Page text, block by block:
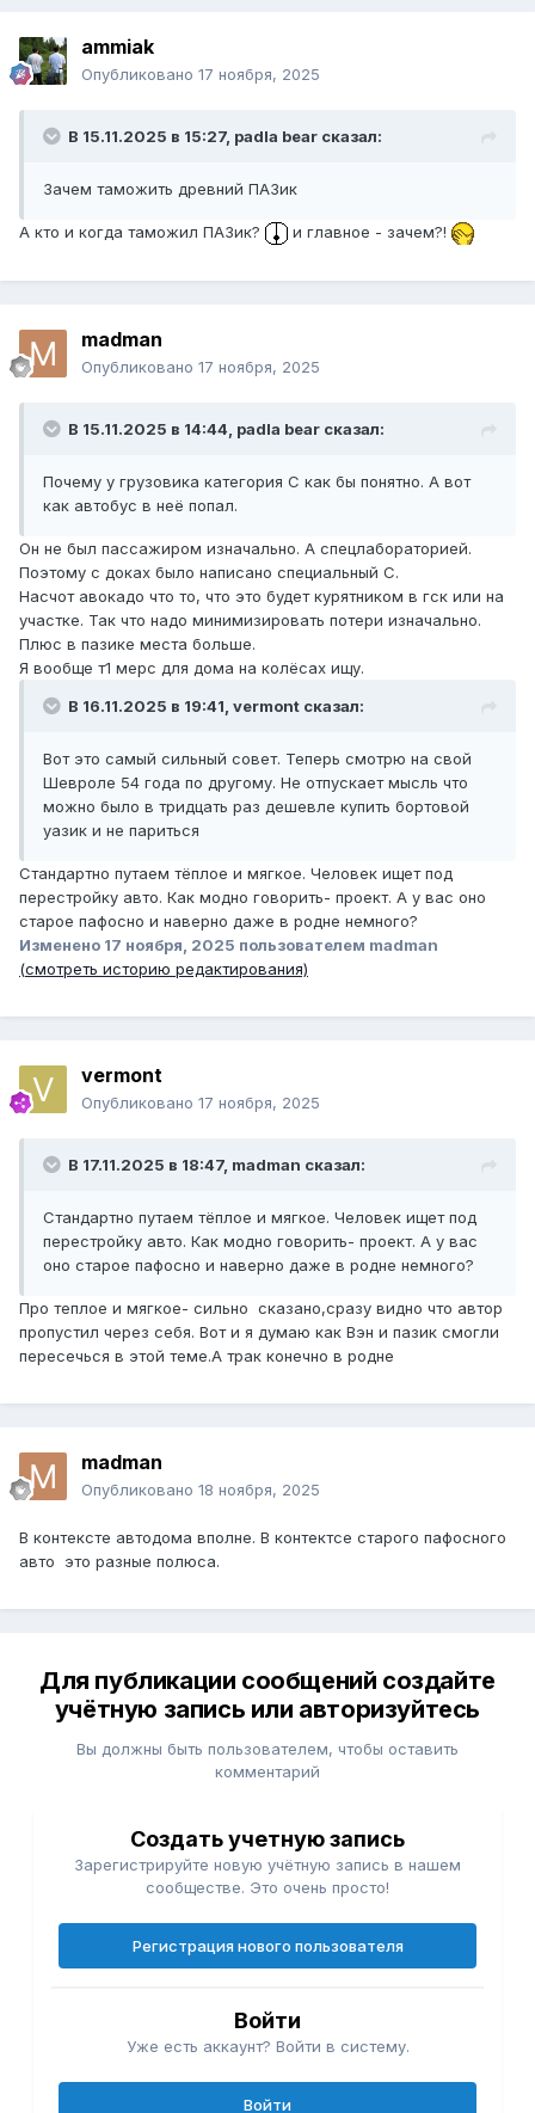
ammiak
Опубликовано 17 ноября, 2025
В 15.11.2025 в 15:27, padla bear сказал:
Зачем таможить древний ПАЗик
А кто и когда таможил ПАЗик? и главное - зачем?!
madman
Опубликовано 17 ноября, 2025
В 15.11.2025 в 14:44, padla bear сказал:
Почему у грузовика категория С как бы понятно. А вот
как автобус в неё попал.
Он не был пассажиром изначально. А спецлабораторией.
Поэтому с доках было написано специальный С.
Насчот авокадо что то, что это будет курятником в гск или на
участке. Так что надо минимизировать потери изначально.
Плюс в пазике места больше.
Я вообще т1 мерс для дома на колёсах ищу.
В 16.11.2025 в 19:41, vermont сказал:
Вот это самый сильный совет. Теперь смотрю на свой
Шевроле 54 года по другому. Не отпускает мысль что
можно было в тридцать раз дешевле купить бортовой
уазик и не париться
Стандартно путаем тёплое и мягкое. Человек ищет под
перестройку авто. Как модно говорить- проект. А у вас оно
старое пафосно и наверно даже в родне немного?
Изменено 17 ноября, 2025 пользователем madman
(смотреть историю редактирования)
vermont
Опубликовано 17 ноября, 2025
В 17.11.2025 в 18:47, madman сказал:
Стандартно путаем тёплое и мягкое. Человек ищет под
перестройку авто. Как модно говорить- проект. А у вас
оно старое пафосно и наверно даже в родне немного?
Про теплое и мягкое- сильно сказано,сразу видно что автор
пропустил через себя. Вот и я думаю как Вэн и пазик смогли
пересечься в этой теме.А трак конечно в родне
madman
Опубликовано 18 ноября, 2025
В контексте автодома вполне. В контектсе старого пафосного
авто это разные полюса.
Для публикации сообщений создайте
учётную запись или авторизуйтесь
Вы должны быть пользователем, чтобы оставить
комментарий
Создать учетную запись
Зарегистрируйте новую учётную запись в нашем
сообществе. Это очень просто!
Регистрация нового пользователя
Войти
Уже есть аккаунт? Войти в систему.
Войти